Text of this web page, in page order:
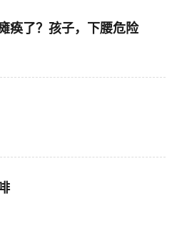
痪了？孩子，下腰危险